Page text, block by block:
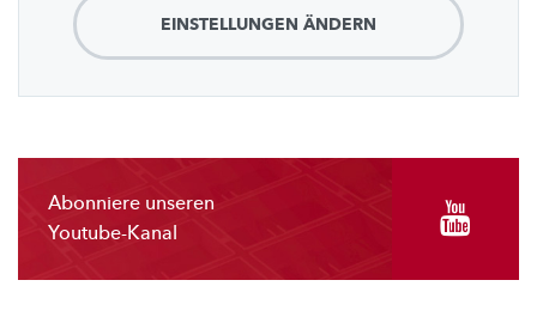
EINSTELLUNGEN ÄNDERN
Abonniere unseren
Youtube-Kanal